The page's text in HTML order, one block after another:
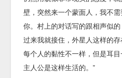
壁，突然来一个蒙面人，我不
你。村上的对话写的跟相声似
过来我就接住，外星人这样的
每个人的黏性不一样，但是耳
主人公是这样生活的。”